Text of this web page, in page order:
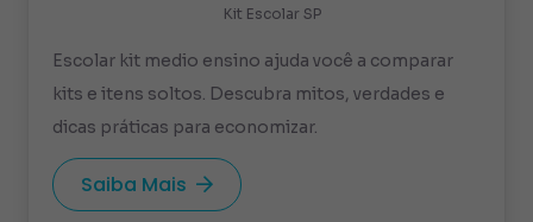
Kit Escolar SP
Escolar kit medio ensino ajuda você a comparar
kits e itens soltos. Descubra mitos, verdades e
dicas práticas para economizar.
Saiba Mais